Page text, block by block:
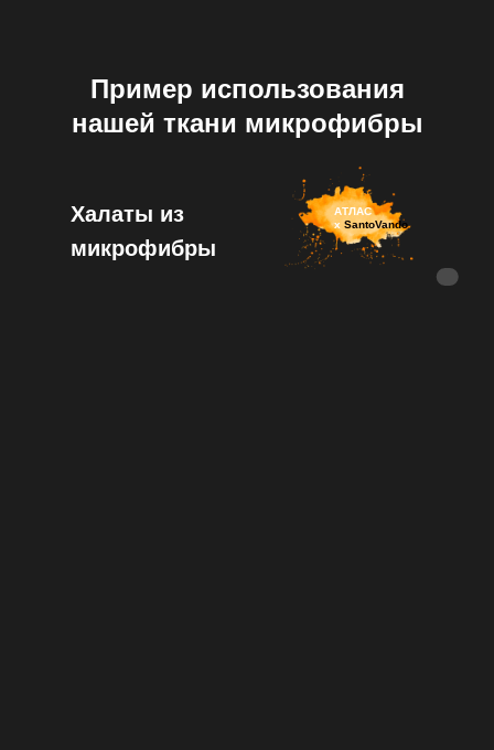
Пример использования
нашей ткани микрофибры
АТЛАС
х SantoVando
Халаты из
микрофибры